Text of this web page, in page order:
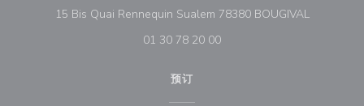
15 Bis Quai Rennequin Sualem 78380 BOUGIVAL((在新窗口
01 30 78 20 00
预订